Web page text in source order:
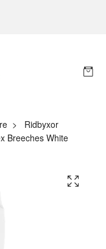
Ridbyxor
Breeches White